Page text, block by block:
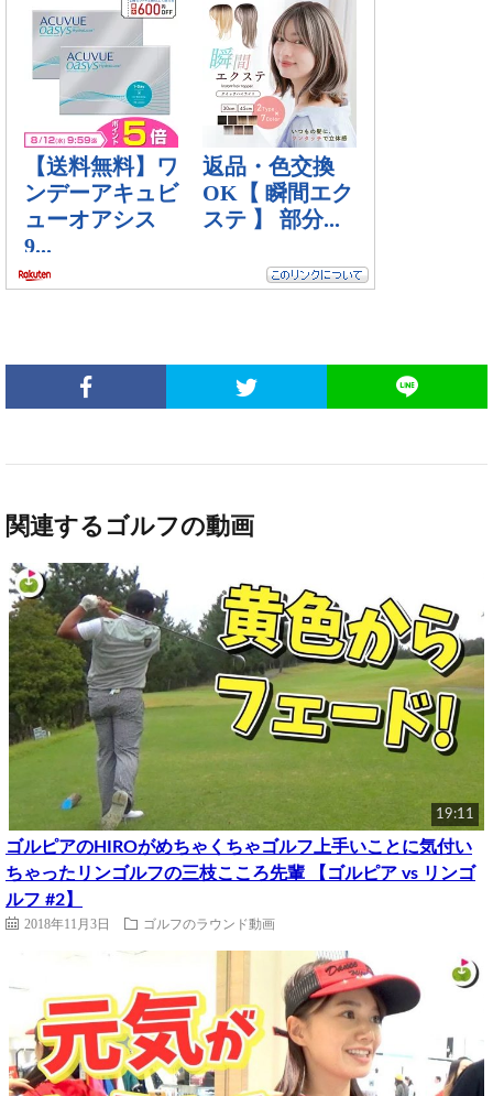
関連するゴルフの動画
19:11
ゴルピアのHIROがめちゃくちゃゴルフ上手いことに気付い
ちゃったリンゴルフの三枝こころ先輩 【ゴルピア vs リンゴ
ルフ #2】
2018年11月3日 ゴルフのラウンド動画